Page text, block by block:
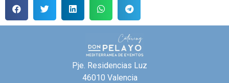
Pje. Residencias Luz
46010 Valencia